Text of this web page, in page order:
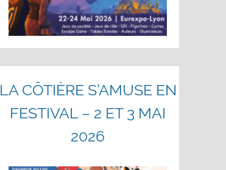
LA CÔTIÈRE S’AMUSE EN
FESTIVAL – 2 ET 3 MAI
2026